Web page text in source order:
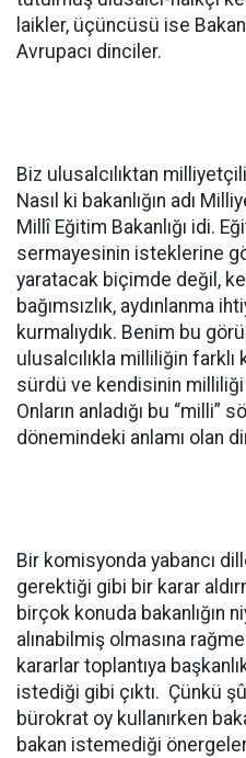
laikler, üçüncüsü ise Bakan
Avrupacı dinciler.
Biz ulusalcılıktan
Nasıl ki bakanlığın adı
Millî Eğitim Bakanlığı idi.
sermayesinin isteklerine
yaratacak biçimde değil,
bağımsızlık, aydınlanma
kurmalıydık. Benim bu
ulusalcılıkla milliliğin
sürdü ve kendisinin
Onların anladığı bu “milli”
dönemindeki anlamı olan
Bir komisyonda yabancı
gerektiği gibi bir karar
birçok konuda bakanlığın
alınabilmiş olmasına
kararlar toplantıya
istediği gibi çıktı. Çünkü
bürokrat oy kullanırken
bakan istemediği